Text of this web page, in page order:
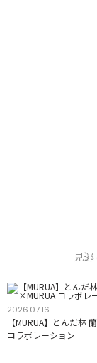
見
2026.07.16
【MURUA】とんだ林
コラボレーション